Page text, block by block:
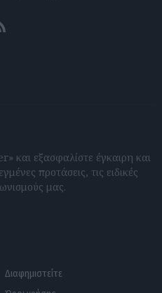
feeds
και εξασφαλίστε έγκαιρη και
προτάσεις, τις ειδικές
μας.
Διαφημιστείτε